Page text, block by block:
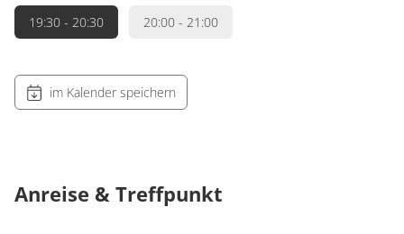
19:30 - 20:30 20:00 - 21:00
im Kalender speichern
Anreise & Treffpunkt